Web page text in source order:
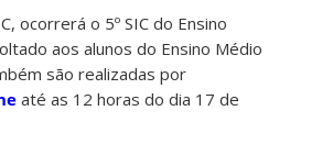
ocorrerá o 5º SIC do Ensino
aos alunos do Ensino Médio
são realizadas por
até as 12 horas do dia 17 de